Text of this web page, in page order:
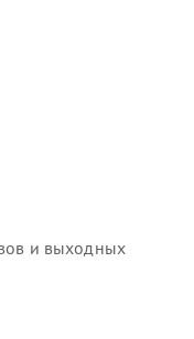
и выходных